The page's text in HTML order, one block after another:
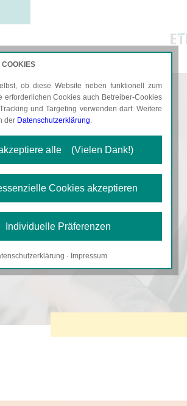
KARRIERE
COOKIES
ob diese Website neben funktionell zum
erforderlichen Cookies auch Betreiber-Cookies
und Targeting verwenden darf. Weitere
der Datenschutzerklärung.
alle (Vielen Dank!)
Cookies akzeptieren
Präferenzen
Cookies
sind erforderlich, um z.B. Google Maps zu
· Impressum